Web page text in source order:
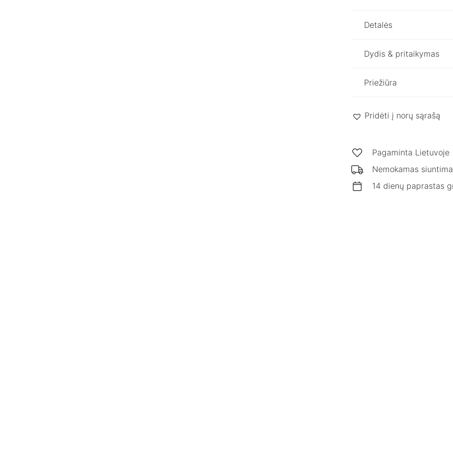
Detalės
Dydis & pritaikymas
Priežiūra
Pridėti į norų sąrašą
Pagaminta Lietuvoje
Nemokamas
14 dienų paprastas